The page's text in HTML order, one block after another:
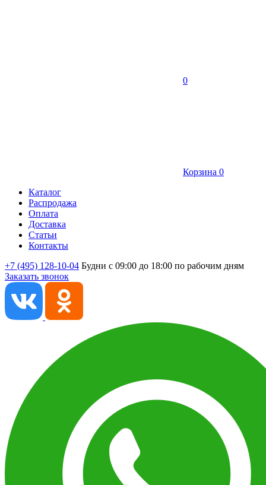
0
Корзина 0
Каталог
Распродажа
Оплата
Доставка
Статьи
Контакты
+7 (495) 128-10-04 Будни с 09:00 до 18:00 по рабочим дням
Заказать звонок